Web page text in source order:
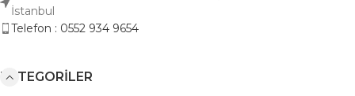
İstanbul
Telefon : 0552 934 9654
KATEGORILER